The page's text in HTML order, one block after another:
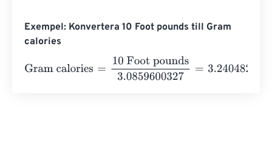
Exempel: Konvertera 10 Foot pounds till Gram
calories
Gram calories
10 Foot pounds3.0859600327 =